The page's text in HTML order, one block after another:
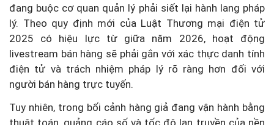
đang buộc cơ quan quản lý phải siết lại hành lang pháp
lý. Theo quy định mới của Luật Thương mại điện tử
2025 có hiệu lực từ giữa năm 2026, hoạt động
livestream bán hàng sẽ phải gắn với xác thực danh tính
điện tử và trách nhiệm pháp lý rõ ràng hơn đối với
người bán hàng trực tuyến.
Tuy nhiên, trong bối cảnh hàng giả đang vận hành bằng